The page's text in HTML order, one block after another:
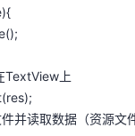
TextView上
并读取数据（资源文